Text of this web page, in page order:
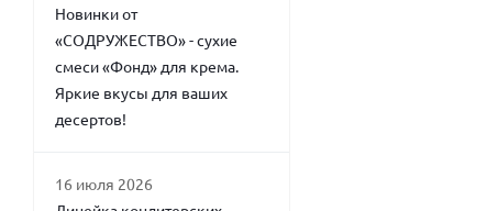
Новинки от
«СОДРУЖЕСТВО» - сухие
смеси «Фонд» для крема.
Яркие вкусы для ваших
десертов!
16 июля 2026